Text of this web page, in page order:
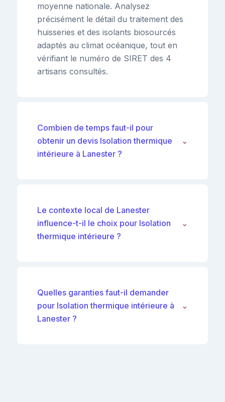
moyenne nationale. Analysez
précisément le détail du traitement des
huisseries et des isolants biosourcés
adaptés au climat océanique, tout en
vérifiant le numéro de SIRET des 4
artisans consultés.
Combien de temps faut-il pour
obtenir un devis Isolation thermique
intérieure à Lanester ?
⌄
Le contexte local de Lanester
influence-t-il le choix pour Isolation
thermique intérieure ?
⌄
Quelles garanties faut-il demander
pour Isolation thermique intérieure à
Lanester ?
⌄